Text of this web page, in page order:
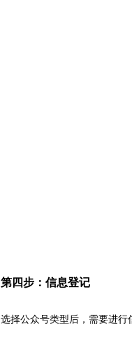
第四步：信息登记
选择公众号类型后，需要进行